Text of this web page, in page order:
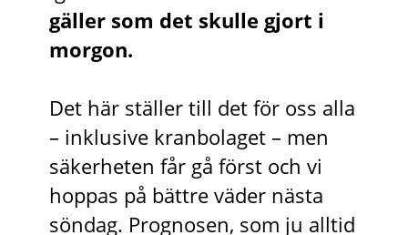
gäller som det skulle gjort i
morgon.
Det här ställer till det för oss alla
– inklusive kranbolaget – men
säkerheten får gå först och vi
hoppas på bättre väder nästa
söndag. Prognosen, som ju alltid